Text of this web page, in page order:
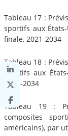
Tableau 17 :
sportifs aux
finale, 2021-2034
Tableau 18 :
sportifs aux
2021-2034
Tableau 19 :
composites
américains), par